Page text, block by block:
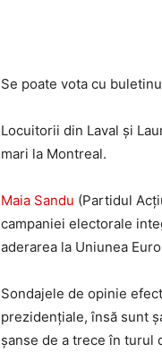
Se poate vota cu
Locuitorii din Laval și
mari la Montreal.
Maia Sandu (Partidul
campaniei electorale
aderarea la Uniunea
Sondajele de opinie
prezidențiale, însă sunt
șanse de a trece în turul